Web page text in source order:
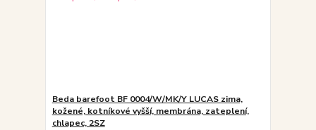
Beda barefoot BF 0004/W/MK/Y LUCAS zima,
kožené, kotníkové vyšší, membrána, zateplení,
chlapec, 2SZ